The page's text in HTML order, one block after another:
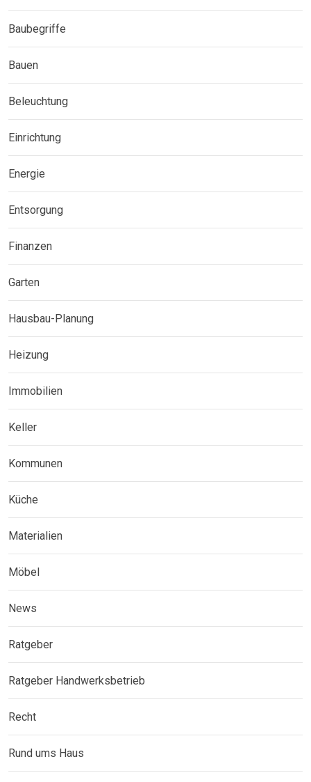
Baubegriffe
Bauen
Beleuchtung
Einrichtung
Energie
Entsorgung
Finanzen
Garten
Hausbau-Planung
Heizung
Immobilien
Keller
Kommunen
Küche
Materialien
Möbel
News
Ratgeber
Ratgeber Handwerksbetrieb
Recht
Rund ums Haus